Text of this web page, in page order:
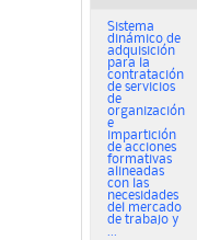
Sistema
dinámico de
adquisición
para la
contratación
de servicios
de
organización
e
impartición
de acciones
formativas
alineadas
con las
necesidades
del mercado
de trabajo y
...